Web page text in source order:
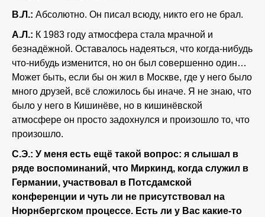
В.Л.: Абсолютно. Он писал всюду, никто его не брал.
А.Л.: К 1983 году атмосфера стала мрачной и
безнадёжной. Оставалось надеяться, что когда-нибудь
что-нибудь изменится, но он был совершенно один…
Может быть, если бы он жил в Москве, где у него было
много друзей, всё сложилось бы иначе. Я не знаю, что
было у него в Кишинёве, но в кишинёвской
атмосфере он просто задохнулся и произошло то, что
произошло.
С.Э.: У меня есть ещё такой вопрос: я слышал в
ряде воспоминаний, что Миркинд, когда служил в
Германии, участвовал в Потсдамской
конференции и чуть ли не присутствовал на
Нюрнбергском процессе. Есть ли у Вас какие-то